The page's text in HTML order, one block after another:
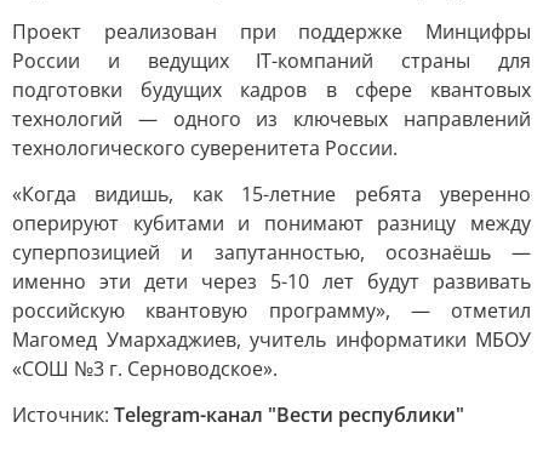
Проект реализован при поддержке Минцифры
России и ведущих IT-компаний страны для
подготовки будущих кадров в сфере квантовых
технологий — одного из ключевых направлений
технологического суверенитета России.
«Когда видишь, как 15-летние ребята уверенно
оперируют кубитами и понимают разницу между
суперпозицией и запутанностью, осознаёшь —
именно эти дети через 5-10 лет будут развивать
российскую квантовую программу», — отметил
Магомед Умархаджиев, учитель информатики МБОУ
«СОШ №3 г. Серноводское».
Источник: Telegram-канал "Вести республики"